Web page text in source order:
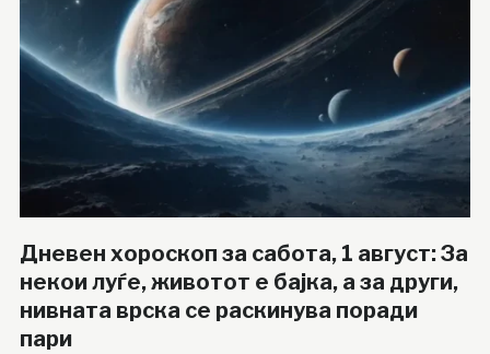
Дневен хороскоп за сабота, 1 август: За
некои луѓе, животот е бајка, а за други,
нивната врска се раскинува поради
пари